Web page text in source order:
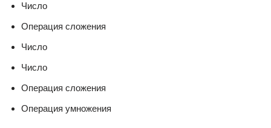
Число
Операция сложения
Число
Число
Операция сложения
Операция умножения